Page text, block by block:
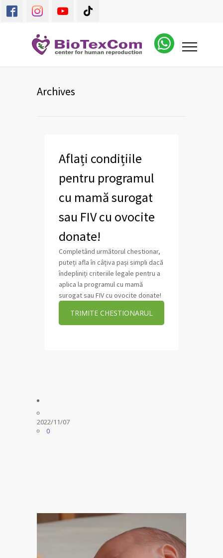
Archives
Aflați condițiile
pentru programul
cu mamă surogat
sau FIV cu ovocite
donate!
Completând următorul chestionar,
puteți afla în câțiva pași simpli dacă
îndepliniți criteriile legale pentru a
aplica la programul cu mamă
surogat sau FIV cu ovocite donate!
TRIMITE CHESTIONARUL
2022/11/07
0